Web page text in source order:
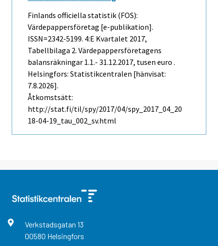
Finlands officiella statistik (FOS):
Värdepappersföretag [e-publikation].
ISSN=2342-5199. 4:e Kvartalet 2017,
Tabellbilaga 2. Värdepappersföretagens
balansräkningar 1.1.- 31.12.2017, tusen euro .
Helsingfors: Statistikcentralen [hänvisat:
7.8.2026].
Åtkomstsätt:
http://stat.fi/til/spy/2017/04/spy_2017_04_20
18-04-19_tau_002_sv.html
Verkstadsgatan 13
00580 Helsingfors